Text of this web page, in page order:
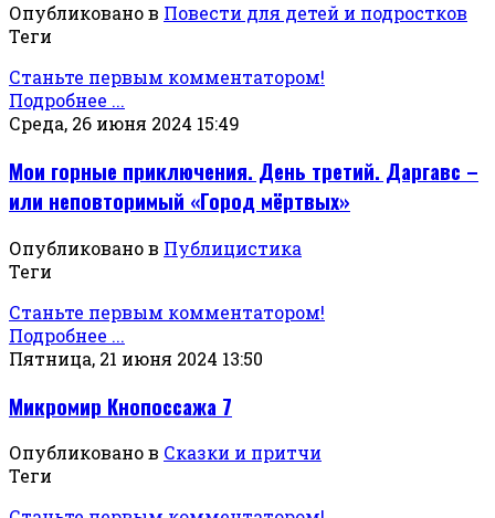
Опубликовано в Повести для детей и подростков
Теги
Станьте первым комментатором!
Подробнее ...
Среда, 26 июня 2024 15:49
Мои горные приключения. День третий. Даргавс –
или неповторимый «Город мёртвых»
Опубликовано в Публицистика
Теги
Станьте первым комментатором!
Подробнее ...
Пятница, 21 июня 2024 13:50
Микромир Кнопоссажа 7
Опубликовано в Сказки и притчи
Теги